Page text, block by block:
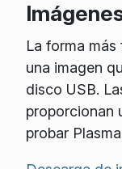
La forma
una imagen
disco USB.
proporcionan
probar